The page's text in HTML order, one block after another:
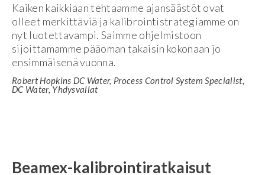
Kaiken kaikkiaan tehtaamme ajansäästöt ovat
olleet merkittäviä ja kalibrointistrategiamme on
nyt luotettavampi. Saimme ohjelmistoon
sijoittamamme pääoman takaisin kokonaan jo
ensimmäisenä vuonna.
Robert Hopkins DC Water, Process Control System Specialist,
DC Water, Yhdysvallat
Beamex-kalibrointiratkaisut